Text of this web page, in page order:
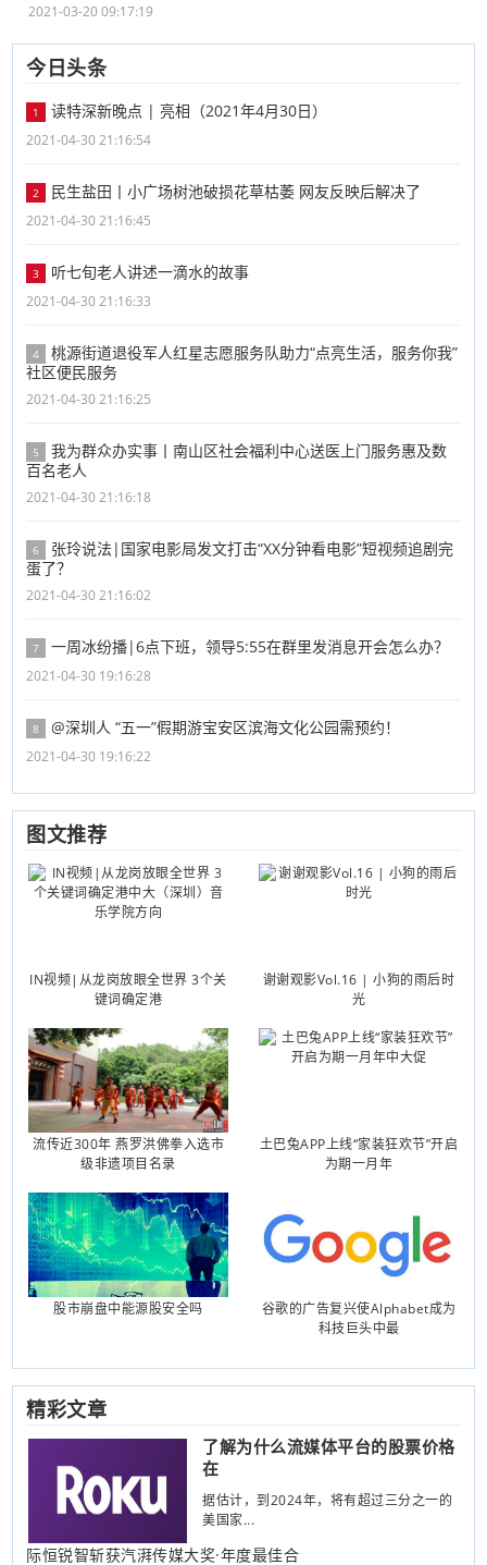
2021-03-20 09:17:19
今日头条
1 读特深新晚点 | 亮相（2021年4月30日）
2021-04-30 21:16:54
2 民生盐田丨小广场树池破损花草枯萎 网友反映后解决了
2021-04-30 21:16:45
3 听七旬老人讲述一滴水的故事
2021-04-30 21:16:33
4
桃源街道退役军人红星志愿服务队助力“点亮生活，服务你我”
社区便民服务
2021-04-30 21:16:25
5
我为群众办实事丨南山区社会福利中心送医上门服务惠及数
百名老人
2021-04-30 21:16:18
6
张玲说法|国家电影局发文打击“XX分钟看电影”短视频追剧完
蛋了？
2021-04-30 21:16:02
7 一周冰纷播|6点下班，领导5:55在群里发消息开会怎么办？
2021-04-30 19:16:28
8 @深圳人 “五一”假期游宝安区滨海文化公园需预约！
2021-04-30 19:16:22
图文推荐
IN视频|从龙岗放眼全世界 3个关
键词确定港
谢谢观影Vol.16 | 小狗的雨后时
光
流传近300年 燕罗洪佛拳入选市
级非遗项目名录
土巴兔APP上线“家装狂欢节”开启
为期一月年
股市崩盘中能源股安全吗
谷歌的广告复兴使Alphabet成为
科技巨头中最
精彩文章
了解为什么流媒体平台的股票价格
在
据估计，到2024年，将有超过三分之一的
美国家...
际恒锐智斩获汽湃传媒大奖·年度最佳合